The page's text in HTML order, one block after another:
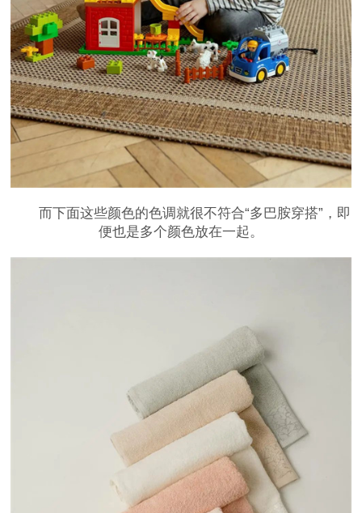
而下面这些颜色的色调就很不符合“多巴胺穿搭”，即
便也是多个颜色放在一起。